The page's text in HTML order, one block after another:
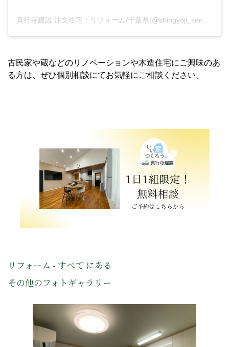
古民家や蔵などのリノベーションや木造住宅にご興味のあ
る方は、ぜひ個別相談にてお気軽にご相談ください。
リフォーム - すべて にある
その他のフォトギャラリー